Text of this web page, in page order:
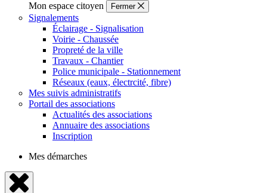
Mon espace citoyen
Fermer
Signalements
Éclairage - Signalisation
Voirie - Chaussée
Propreté de la ville
Travaux - Chantier
Police municipale - Stationnement
Réseaux (eaux, électrcité, fibre)
Mes suivis administratifs
Portail des associations
Actualités des associations
Annuaire des associations
Inscription
Mes démarches